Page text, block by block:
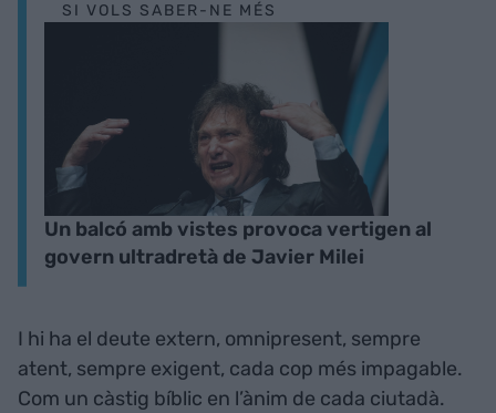
SI VOLS SABER-NE MÉS
Un balcó amb vistes provoca vertigen al
govern ultradretà de Javier Milei
I hi ha el deute extern, omnipresent, sempre
atent, sempre exigent, cada cop més impagable.
Com un càstig bíblic en l’ànim de cada ciutadà.